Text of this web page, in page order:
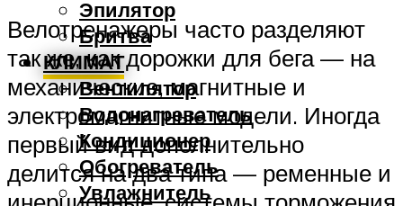
Эпилятор
Бритва
КЛИМАТ
Вентилятор
Водонагреватель
Кондиционер
Обогреватель
Увлажнитель
Велотренажеры часто разделяют
так же, как дорожки для бега — на
механические, магнитные и
электромагнитные модели. Иногда
первый вид дополнительно
делится на два типа — ременные и